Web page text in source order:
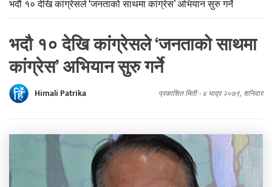
भदौ १० देखि कांग्रेसले ‘जनताको साथमा कांग्रेस’ अभियान सुरु गर्ने
भदौ १० देखि कांग्रेसले ‘जनताको साथमा
कांग्रेस’ अभियान सुरु गर्ने
Himali Patrika प्रकाशित मिती - ४ भाद्र २०७९, शनिवार